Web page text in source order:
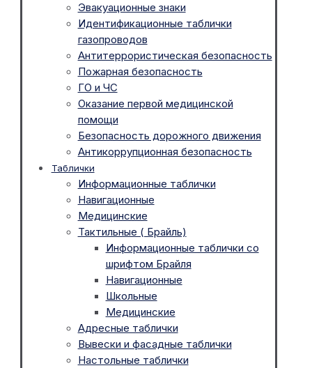
Эвакуационные знаки
Идентификационные таблички
газопроводов
Антитеррористическая безопасность
Пожарная безопасность
ГО и ЧС
Оказание первой медицинской
помощи
Безопасность дорожного движения
Антикоррупционная безопасность
Таблички
Информационные таблички
Навигационные
Медицинские
Тактильные ( Брайль)
Информационные таблички со
шрифтом Брайля
Навигационные
Школьные
Медицинские
Адресные таблички
Вывески и фасадные таблички
Настольные таблички